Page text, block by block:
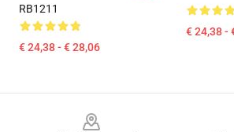
RB1211
€ 24,38 - € 28,06
€ 24,38 -